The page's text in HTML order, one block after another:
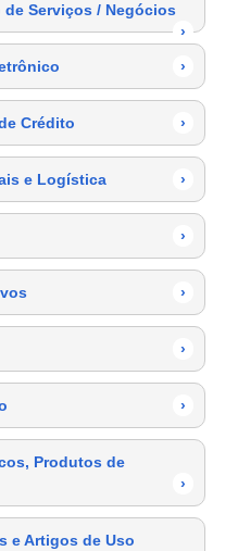
de Serviços / Negócios
›
›
Crédito ›
e Logística ›
›
›
›
›
Produtos de
›
e Artigos de Uso